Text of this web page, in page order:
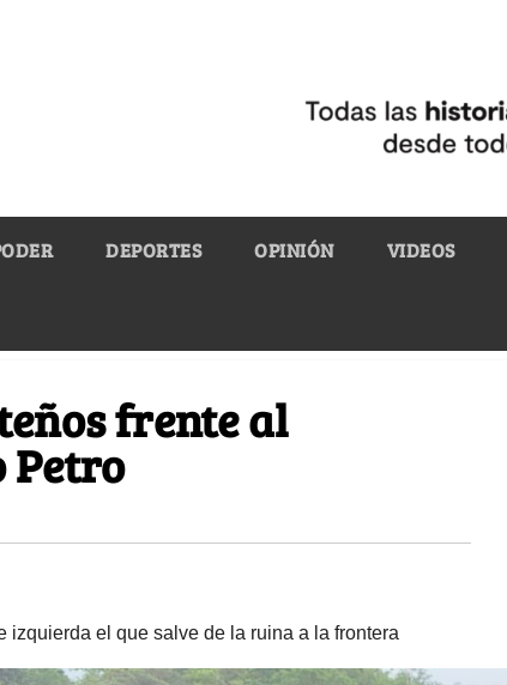
DEPORTES OPINIÓN VIDEOS
frente al
Petro
el que salve de la ruina a la frontera